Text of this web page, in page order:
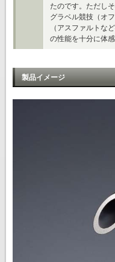
たのです。ただし
グラベル競技（オ
（アスファルトな
の性能を十分に体
製品イメージ